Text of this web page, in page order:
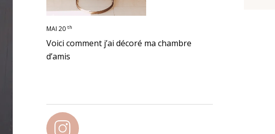
MAI 20 th
Voici comment j’ai décoré ma chambre
d’amis